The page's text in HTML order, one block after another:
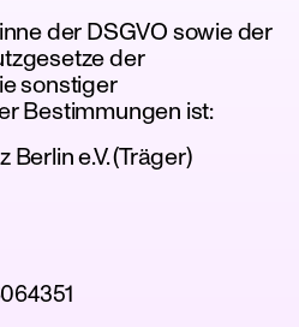
der DSGVO sowie der
der
sonstiger
Bestimmungen ist:
e.V. (Träger)